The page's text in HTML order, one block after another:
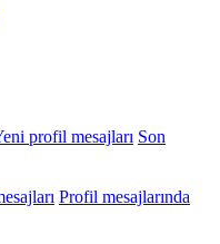
profil mesajları Son
Profil mesajlarında